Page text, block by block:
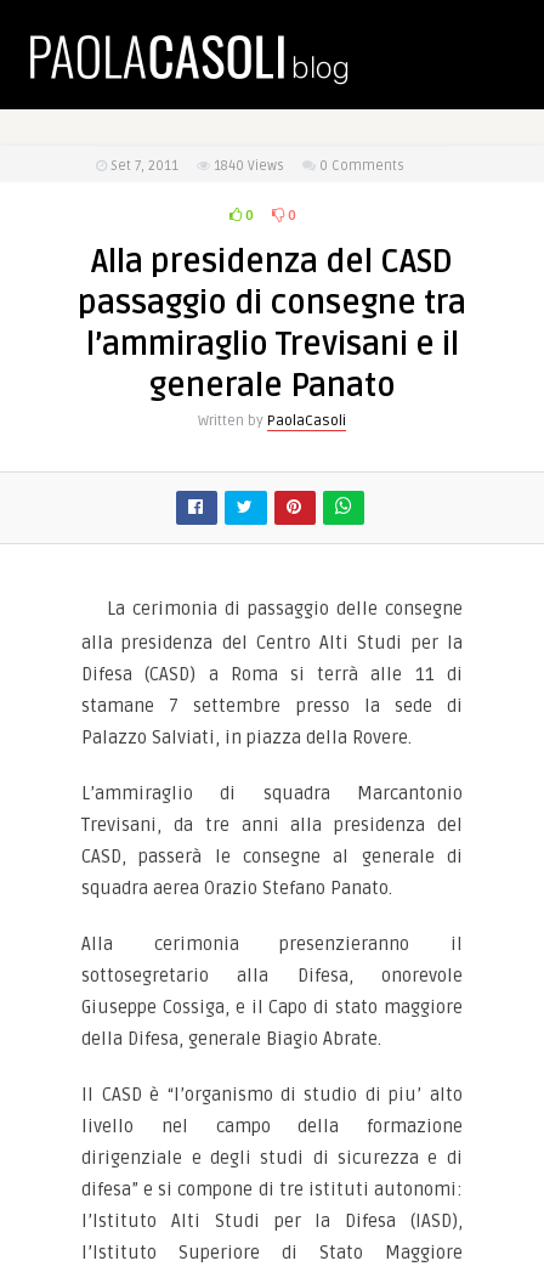
Set 7, 2011 1840 Views 0 Comments
0 0
Alla presidenza del CASD
passaggio di consegne tra
l’ammiraglio Trevisani e il
generale Panato
Written by PaolaCasoli
La cerimonia di passaggio delle consegne
alla presidenza del Centro Alti Studi per la
Difesa (CASD) a Roma si terrà alle 11 di
stamane 7 settembre presso la sede di
Palazzo Salviati, in piazza della Rovere.
L’ammiraglio di squadra Marcantonio
Trevisani, da tre anni alla presidenza del
CASD, passerà le consegne al generale di
squadra aerea Orazio Stefano Panato.
Alla cerimonia presenzieranno il
sottosegretario alla Difesa, onorevole
Giuseppe Cossiga, e il Capo di stato maggiore
della Difesa, generale Biagio Abrate.
Il CASD è “l’organismo di studio di piu’ alto
livello nel campo della formazione
dirigenziale e degli studi di sicurezza e di
difesa” e si compone di tre istituti autonomi:
l’Istituto Alti Studi per la Difesa (IASD),
l’Istituto Superiore di Stato Maggiore